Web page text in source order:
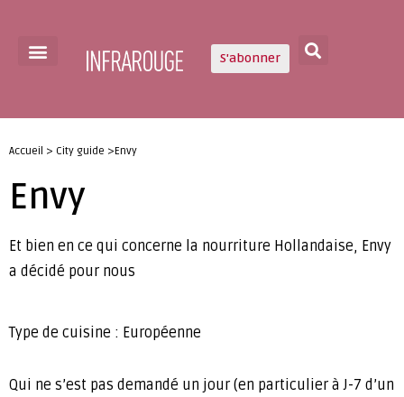
S'abonner
Accueil > City guide >Envy
Envy
Et bien en ce qui concerne la nourriture Hollandaise, Envy
a décidé pour nous
Type de cuisine : Européenne
Qui ne s’est pas demandé un jour (en particulier à J-7 d’un